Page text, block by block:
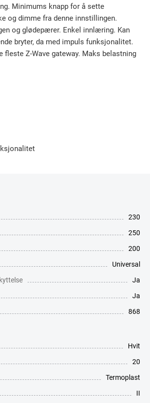
Minimums knapp for å sette
og dimme fra denne innstillingen.
og glødepærer. Enkel innlæring. Kan
bryter, da med impuls funksjonalitet.
fleste Z-Wave gateway. Maks belastning
230
250
200
Universal
Ja
Ja
868
Hvit
20
Termoplast
II